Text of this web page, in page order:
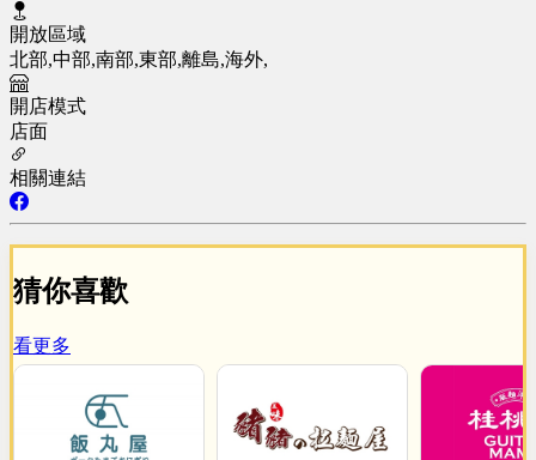
開放區域
北部,中部,南部,東部,離島,海外,
開店模式
店面
相關連結
猜你喜歡
看更多